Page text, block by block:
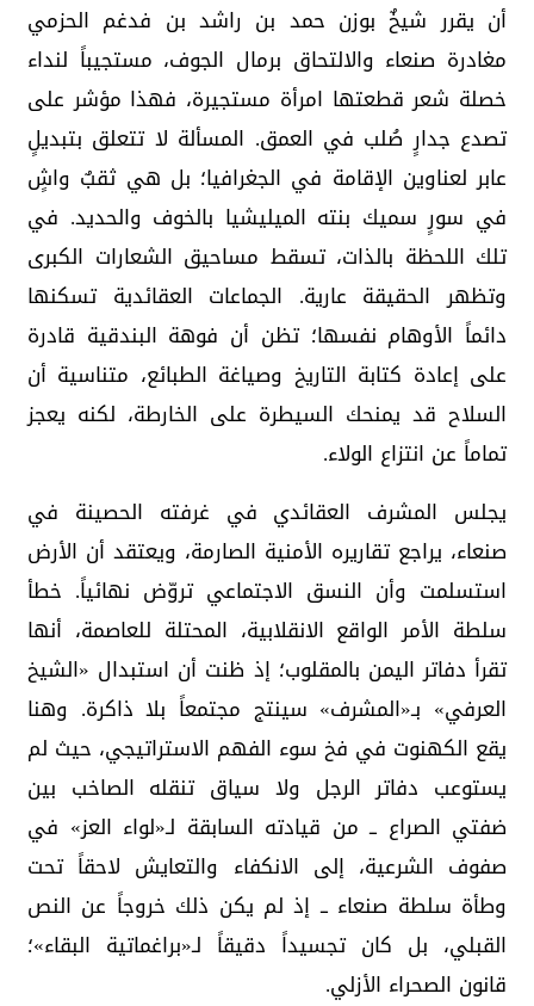
أن يقرر شيخٌ بوزن حمد بن راشد بن فدغم الحزمي
مغادرة صنعاء والالتحاق برمال الجوف، مستجيباً لنداء
خصلة شعر قطعتها امرأة مستجيرة، فهذا مؤشر على
تصدع جدارٍ صُلب في العمق. المسألة لا تتعلق بتبديلٍ
عابر لعناوين الإقامة في الجغرافيا؛ بل هي ثقبٌ واشٍ
في سورٍ سميك بنته الميليشيا بالخوف والحديد. في
تلك اللحظة بالذات، تسقط مساحيق الشعارات الكبرى
وتظهر الحقيقة عارية. الجماعات العقائدية تسكنها
دائماً الأوهام نفسها؛ تظن أن فوهة البندقية قادرة
على إعادة كتابة التاريخ وصياغة الطبائع، متناسية أن
السلاح قد يمنحك السيطرة على الخارطة، لكنه يعجز
تماماً عن انتزاع الولاء.
يجلس المشرف العقائدي في غرفته الحصينة في
صنعاء، يراجع تقاريره الأمنية الصارمة، ويعتقد أن الأرض
استسلمت وأن النسق الاجتماعي تروّض نهائياً. خطأ
سلطة الأمر الواقع الانقلابية، المحتلة للعاصمة، أنها
تقرأ دفاتر اليمن بالمقلوب؛ إذ ظنت أن استبدال «الشيخ
العرفي» بـ«المشرف» سينتج مجتمعاً بلا ذاكرة. وهنا
يقع الكهنوت في فخ سوء الفهم الاستراتيجي، حيث لم
يستوعب دفاتر الرجل ولا سياق تنقله الصاخب بين
ضفتي الصراع ــ من قيادته السابقة لـ«لواء العز» في
صفوف الشرعية، إلى الانكفاء والتعايش لاحقاً تحت
وطأة سلطة صنعاء ــ إذ لم يكن ذلك خروجاً عن النص
القبلي، بل كان تجسيداً دقيقاً لـ«براغماتية البقاء»؛
قانون الصحراء الأزلي.